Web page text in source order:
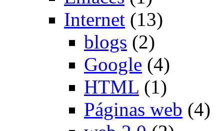
Internet (13)
blogs (2)
Google (4)
HTML (1)
Páginas web (4)